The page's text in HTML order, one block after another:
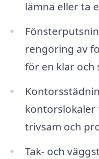
lämna eller ta
rengöring av
för en klar och
kontorslokaler
trivsam och
Tak- och